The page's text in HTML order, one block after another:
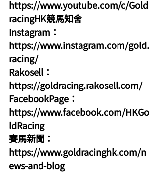
https://www.youtube.com/c/Gold
racingHK競馬知舍
Instagram：
https://www.instagram.com/gold.
racing/
Rakosell：
https://goldracing.rakosell.com/
FacebookPage：
https://www.facebook.com/HKGo
ldRacing
賽馬新聞：
https://www.goldracinghk.com/n
ews-and-blog